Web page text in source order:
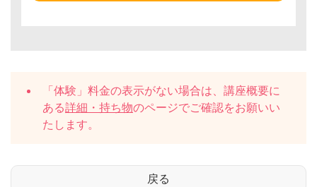
「体験」料金の表示がない場合は、講座概要に
ある詳細・持ち物のページでご確認をお願いい
たします。